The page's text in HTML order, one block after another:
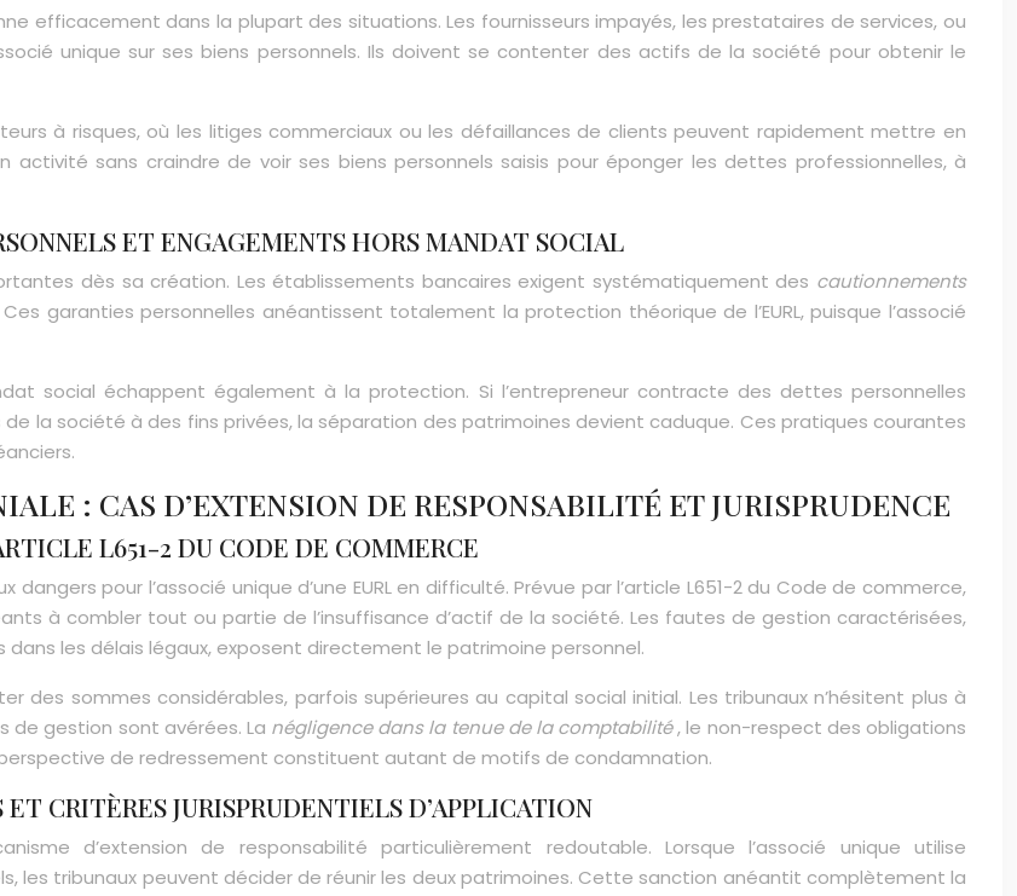
efficacement dans la plupart des situations. Les fournisseurs impayés, les prestataires de services, ou
unique sur ses biens personnels. Ils doivent se contenter des actifs de la société pour obtenir le
à risques, où les litiges commerciaux ou les défaillances de clients peuvent rapidement mettre en
activité sans craindre de voir ses biens personnels saisis pour éponger les dettes professionnelles, à
ET ENGAGEMENTS HORS MANDAT SOCIAL
dès sa création. Les établissements bancaires exigent systématiquement des cautionnements
garanties personnelles anéantissent totalement la protection théorique de l’EURL, puisque l’associé
social échappent également à la protection. Si l’entrepreneur contracte des dettes personnelles
de la société à des fins privées, la séparation des patrimoines devient caduque. Ces pratiques courantes
: CAS D’EXTENSION DE RESPONSABILITÉ ET JURISPRUDENCE
L651-2 DU CODE DE COMMERCE
pour l’associé unique d’une EURL en difficulté. Prévue par l’article L651-2 du Code de commerce,
à combler tout ou partie de l’insuffisance d’actif de la société. Les fautes de gestion caractérisées,
les délais légaux, exposent directement le patrimoine personnel.
des sommes considérables, parfois supérieures au capital social initial. Les tribunaux n’hésitent plus à
gestion sont avérées. La négligence dans la tenue de la comptabilité, le non-respect des obligations
de redressement constituent autant de motifs de condamnation.
CRITÈRES JURISPRUDENTIELS D’APPLICATION
d’extension de responsabilité particulièrement redoutable. Lorsque l’associé unique utilise
les tribunaux peuvent décider de réunir les deux patrimoines. Cette sanction anéantit complètement la